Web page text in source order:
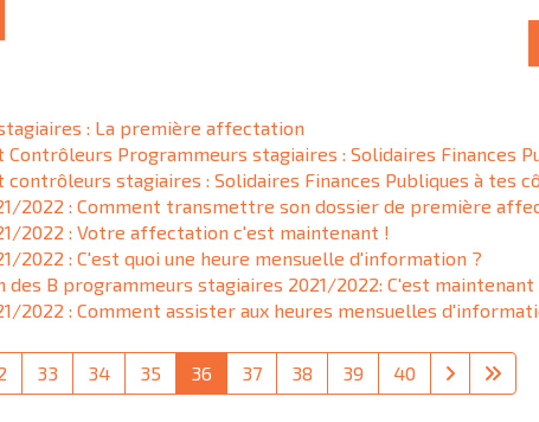
: La première affectation
Contrôleurs Programmeurs stagiaires : Solidaires Finances
contrôleurs stagiaires : Solidaires Finances Publiques à tes
2022 : Comment transmettre son dossier de première
2022 : Votre affectation c'est maintenant !
2022 : C'est quoi une heure mensuelle d'information ?
B programmeurs stagiaires 2021/2022: C'est maintenant
2022 : Comment assister aux heures mensuelles
33 34 35 36 37 38 39 40